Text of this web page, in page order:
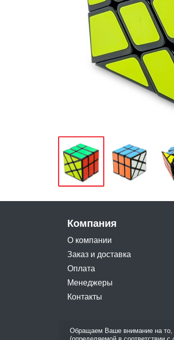
Компания
О компании
Заказ и доставка
Оплата
Менеджеры
Контакты
Обращаем Ваше внимание на то,